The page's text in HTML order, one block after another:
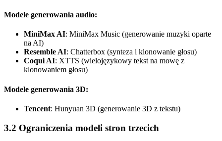
Modele generowania audio:
MiniMax AI: MiniMax Music (generowanie muzyki oparte
na AI)
Resemble AI: Chatterbox (synteza i klonowanie głosu)
Coqui AI: XTTS (wielojęzykowy tekst na mowę z
klonowaniem głosu)
Modele generowania 3D:
Tencent: Hunyuan 3D (generowanie 3D z tekstu)
3.2 Ograniczenia modeli stron trzecich